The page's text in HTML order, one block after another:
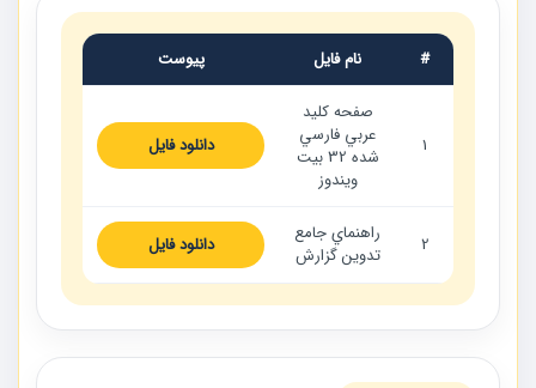
# نام فایل پیوست
1
صفحه كليد
عربي فارسي
شده 32 بيت
ويندوز
دانلود فایل
2
راهنماي جامع
تدوين گزارش
دانلود فایل